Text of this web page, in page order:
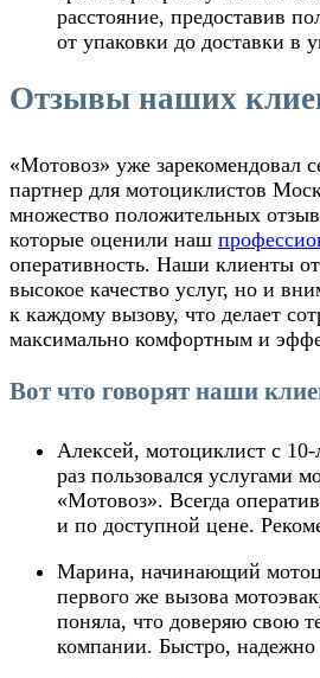
расстояние, предоставив
от упаковки до доставки в
Отзывы наших
«Мотовоз» уже зарекомендовал
партнер для мотоциклистов
множество положительных
которые оценили наш
оперативность. Наши клиенты
высокое качество услуг, но и
к каждому вызову, что делает
максимально комфортным и
Вот что говорят наши
Алексей, мотоциклист с
раз пользовался услугами
«Мотовоз». Всегда
и по доступной цене.
Марина, начинающий
первого же вызова
поняла, что доверяю свою
компании. Быстро, надежно